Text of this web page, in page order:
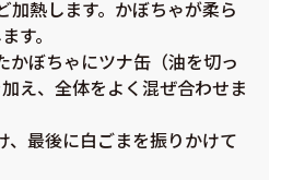
加熱します。かぼちゃが柔ら
す。
かぼちゃにツナ缶（油を切っ
え、全体をよく混ぜ合わせま
、最後に白ごまを振りかけて